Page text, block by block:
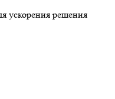
ускорения решения